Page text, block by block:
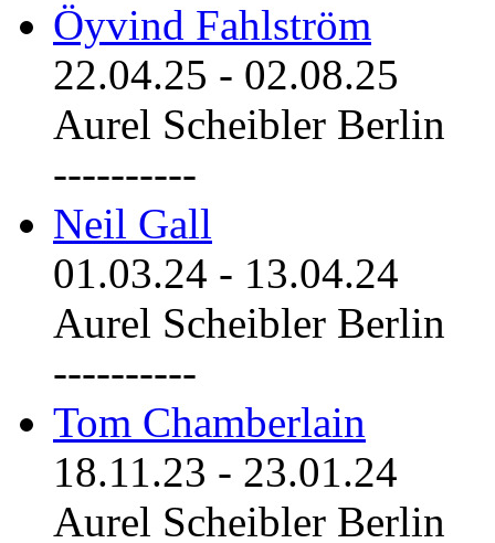
Öyvind Fahlström
22.04.25 - 02.08.25
Aurel Scheibler Berlin
----------
Neil Gall
01.03.24 - 13.04.24
Aurel Scheibler Berlin
----------
Tom Chamberlain
18.11.23 - 23.01.24
Aurel Scheibler Berlin